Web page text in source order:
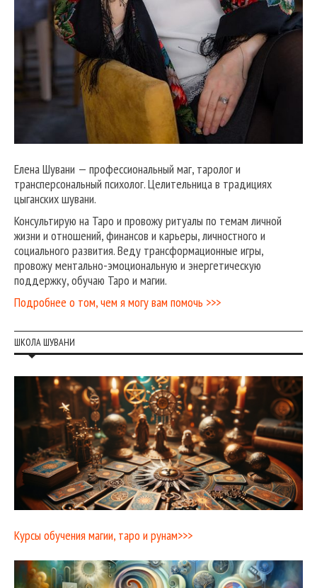
Елена Шувани — профессиональный маг, таролог и
трансперсональный психолог. Целительница в традициях
цыганских шувани.
Консультирую на Таро и провожу ритуалы по темам личной
жизни и отношений, финансов и карьеры, личностного и
социального развития. Веду трансформационные игры,
провожу ментально-эмоциональную и энергетическую
поддержку, обучаю Таро и магии.
Подробнее о том, чем я могу вам помочь >>>
ШКОЛА ШУВАНИ
Курсы обучения магии, таро и рунам>>>